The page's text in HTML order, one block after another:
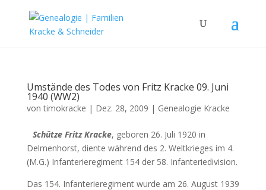
Umstände des Todes von Fritz Kracke 09. Juni
1940 (WW2)
vontimokracke | Dez. 28, 2009 | Genealogie Kracke
Schütze Fritz Kracke, geboren 26. Juli 1920 in
Delmenhorst, diente während des 2. Weltkrieges im 4.
(M.G.) Infanterieregiment 154 der 58. Infanteriedivision.
Das 154. Infanterieregiment wurde am 26. August 1939